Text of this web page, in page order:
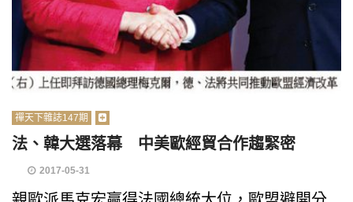
禪天下雜誌147期
法、韓大選落幕 中美歐經貿合作趨緊密
2017-05-31